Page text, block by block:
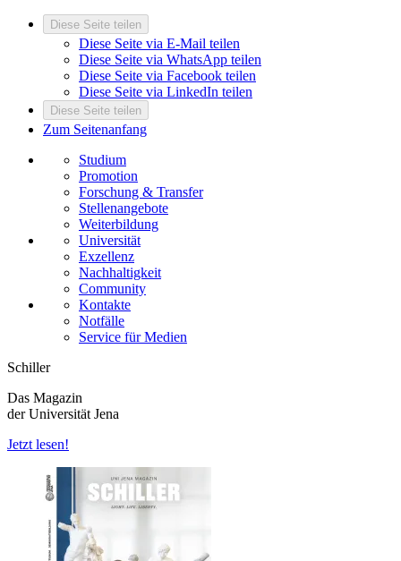
Diese Seite teilen
Diese Seite via E-Mail teilen
Diese Seite via WhatsApp teilen
Diese Seite via Facebook teilen
Diese Seite via LinkedIn teilen
Diese Seite teilen
Zum Seitenanfang
Studium
Promotion
Forschung & Transfer
Stellenangebote
Weiterbildung
Universität
Exzellenz
Nachhaltigkeit
Community
Kontakte
Notfälle
Service für Medien
Schiller
Das Magazin
der Universität Jena
Jetzt lesen!